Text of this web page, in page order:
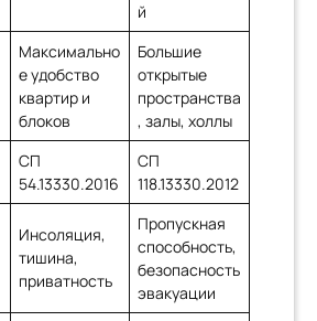
й
Максимально
е удобство
квартир и
блоков
Большие
открытые
пространства
, залы, холлы
СП
54.13330.2016
СП
118.13330.2012
Инсоляция,
тишина,
приватность
Пропускная
способность,
безопасность
эвакуации